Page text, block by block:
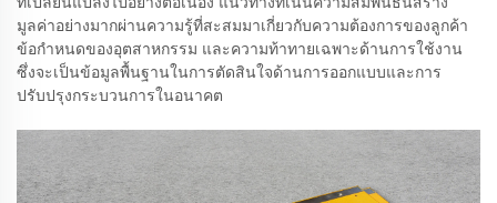
มูลค่าอย่างมากผ่านความรู้ที่สะสมมาเกี่ยวกับความต้องการของลูกค้า
ข้อกำหนดของอุตสาหกรรม และความท้าทายเฉพาะด้านการใช้งาน
ซึ่งจะเป็นข้อมูลพื้นฐานในการตัดสินใจด้านการออกแบบและการ
ปรับปรุงกระบวนการในอนาคต